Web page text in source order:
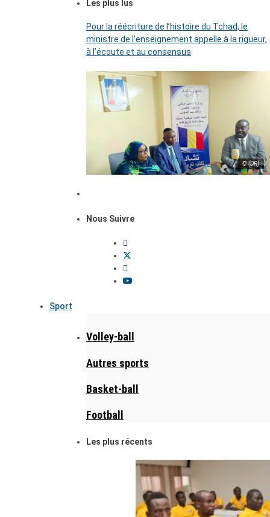
Les plus lus
Pour la réécriture de l’histoire du Tchad, le
ministre de l’enseignement appelle à la rigueur,
à l’écoute et au consensus
© (DR)
Nous Suivre
Sport
Volley-ball
Autres sports
Basket-ball
Football
Les plus récents